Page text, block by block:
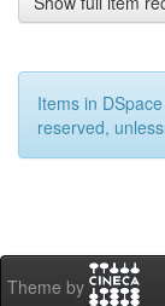
Items in
reserved,
Theme by